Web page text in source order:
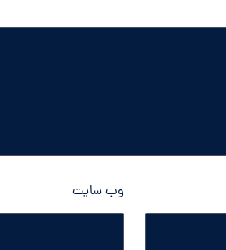
وب‌ سایت